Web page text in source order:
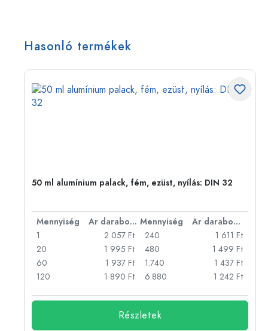
Hasonló termékek
50 ml alumínium palack, fém, ezüst, nyílás: DIN 32
Mennyiség Ár darabonként Mennyiség
Ár darabonként
1
2 057 Ft
20
1 995 Ft
60
1 937 Ft
120
1 890 Ft
240
1 611 Ft
480
1 499 Ft
1.740
1 437 Ft
6.880
1 242 Ft
Részletek